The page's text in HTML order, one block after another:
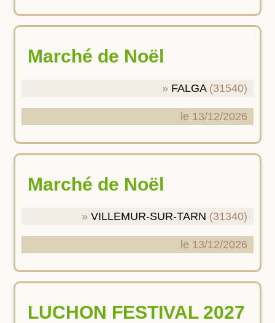
Marché de Noël
FALGA(31540)
le 13/12/2026
Marché de Noël
VILLEMUR-SUR-TARN (31340)
le 13/12/2026
LUCHON FESTIVAL 2027